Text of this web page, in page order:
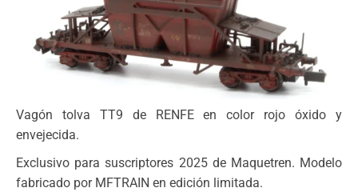
Vagón tolva TT9 de RENFE en color rojo óxido y
envejecida.
Exclusivo para suscriptores 2025 de Maquetren. Modelo
fabricado por MFTRAIN en edición limitada.